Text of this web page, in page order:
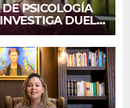
PSICOLOGÍA
DUELO
Y SOBRECARGA
DE